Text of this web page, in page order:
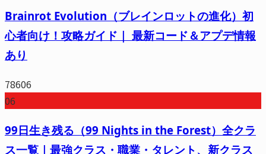
Brainrot Evolution（ブレインロットの進化）初
心者向け！攻略ガイド｜ 最新コード＆アプデ情報
あり
78606
06
99日生き残る（99 Nights in the Forest）全クラ
ス一覧｜最強クラス・職業・タレント、新クラス